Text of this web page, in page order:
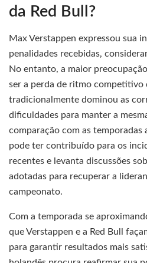
da Red Bull?
Max Verstappen expressou sua
penalidades recebidas,
No entanto, a maior
ser a perda de ritmo competitivo
tradicionalmente dominou as
dificuldades para manter a
comparação com as temporadas
pode ter contribuído para os
recentes e levanta discussões
adotadas para recuperar a
campeonato.
Com a temporada se
que Verstappen e a Red Bull
para garantir resultados mais